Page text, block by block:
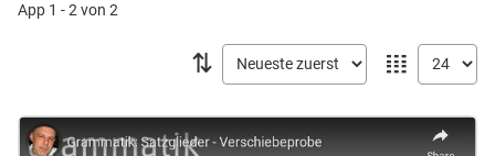
Fach
App 1 - 2 von 2
𝍖
⇅